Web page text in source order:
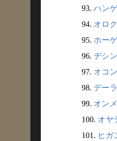
93. ハン
94. オロ
95. ホー
96. ヂシ
97. オコ
98. デー
99. オン
100. オヤ
101. ヒガ